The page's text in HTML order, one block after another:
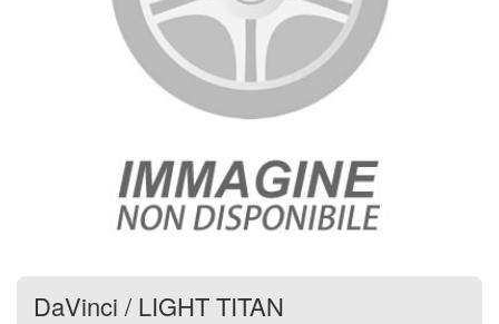
DaVinci / LIGHT TITAN